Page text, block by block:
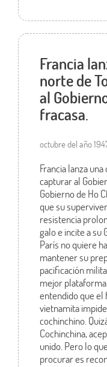
Francia
norte de
al
fracasa.
octubre del año
Francia lanza
capturar al
Gobierno de Ho
que su
resistencia
galo e incite a su
París no quiere
mantener su
pacificación
mejor plataforma
entendido que
vietnamita
cochinchino.
Cochinchina,
unido. Pero lo
procurar es